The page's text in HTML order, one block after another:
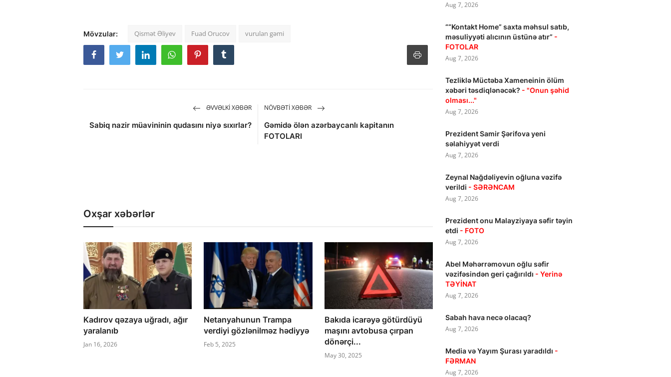
Mövzular: Qismət Əliyev Fuad Orucov vurulan gəmi
ƏVVƏLKI XƏBƏR
Sabiq nazir müavininin qudasını niyə sıxırlar?
NÖVBƏTI XƏBƏR
Gəmidə ölən azərbaycanlı kapitanın
FOTOLARI
Oxşar xəbərlər
Kadırov qəzaya uğradı, ağır
yaralanıb
Jan 16, 2026
Netanyahunun Trampa
verdiyi gözlənilməz hədiyyə
Feb 5, 2025
Bakıda icarəyə götürdüyü
maşını avtobusa çırpan
dönərçi...
May 30, 2025
Aug 7, 2026
““Kontakt Home” saxta məhsul satıb,
məsuliyyəti alıcının üstünə atır” -
FOTOLAR
Aug 7, 2026
Tezliklə Müctəba Xameneinin ölüm
xəbəri təsdiqlənəcək? - "Onun şəhid
olması..."
Aug 7, 2026
Prezident Samir Şərifova yeni
səlahiyyət verdi
Aug 7, 2026
Zeynal Nağdəliyevin oğluna vəzifə
verildi - SƏRƏNCAM
Aug 7, 2026
Prezident onu Malayziyaya səfir təyin
etdi - FOTO
Aug 7, 2026
Abel Məhərrəmovun oğlu səfir
vəzifəsindən geri çağırıldı - Yerinə
TƏYİNAT
Aug 7, 2026
Sabah hava necə olacaq?
Aug 7, 2026
Media və Yayım Şurası yaradıldı -
FƏRMAN
Aug 7, 2026